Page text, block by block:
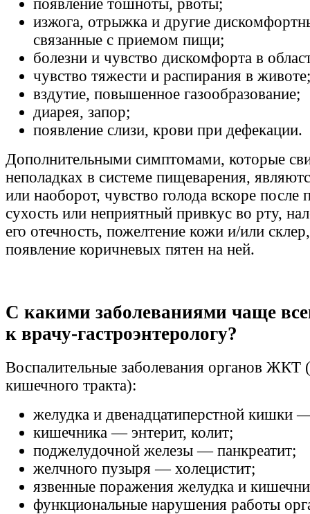
появление тошноты, рвоты;
изжога, отрыжка и другие
связанные с приемом пищи;
болезни и чувство дискомфорта в
чувство тяжести и распирания в животе;
вздутие, повышенное газообразование;
диарея, запор;
появление слизи, крови при дефекации.
Дополнительными симптомами, которые
неполадках в системе пищеварения,
или наоборот, чувство голода вскоре
сухость или неприятный привкус во рту,
его отечность, пожелтение кожи и/или
появление коричневых пятен на ней.
С какими заболеваниями чаще
к врачу-гастроэнтерологу?
Воспалительные заболевания органов ЖКТ
кишечного тракта):
желудка и двенадцатиперстной кишки
кишечника — энтерит, колит;
поджелудочной железы — панкреатит;
желчного пузыря — холецистит;
язвенные поражения желудка и
функциональные нарушения работы